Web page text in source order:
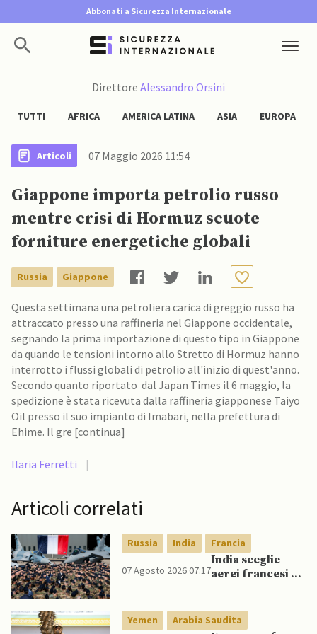
Abbonati a Sicurezza Internazionale
Direttore Alessandro Orsini
TUTTI AFRICA AMERICA LATINA ASIA EUROPA
Articoli 07 Maggio 2026 11:54
Giappone importa petrolio russo
mentre crisi di Hormuz scuote
forniture energetiche globali
Russia Giappone
Questa settimana una petroliera carica di greggio russo ha
attraccato presso una raffineria nel Giappone occidentale,
segnando la prima importazione di questo tipo in Giappone
da quando le tensioni intorno allo Stretto di Hormuz hanno
interrotto i flussi globali di petrolio all'inizio di quest'anno.
Secondo quanto riportato dal Japan Times il 6 maggio, la
spedizione è stata ricevuta dalla raffineria giapponese Taiyo
Oil presso il suo impianto di Imabari, nella prefettura di
Ehime. Il gre [continua]
Ilaria Ferretti |
Articoli correlati
Russia India Francia
07 Agosto 2026 07:17
India sceglie
aerei francesi e
nazionale,
rifiutando
Yemen Arabia Saudita